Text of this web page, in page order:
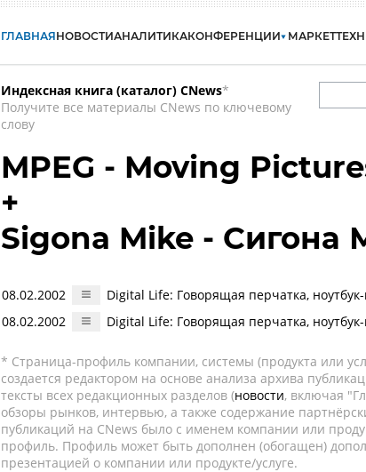
ГЛАВНАЯНОВОСТИАНАЛИТИКАКОНФЕРЕНЦИИ МАРКЕТ
Индексная книга (каталог) CNews*
Получите все материалы CNews по ключевому
слову
MPEG - Moving
+
Sigona Mike - Сигона
08.02.2002
Digital Life: Говорящая перчатка,
08.02.2002
Digital Life: Говорящая перчатка,
* Страница-профиль компании, системы (продукта или
создается редактором на основе анализа архива
тексты всех редакционных разделов (новости, включая
обзоры рынков, интервью, а также содержание
публикаций на CNews было с именем компании или
профиль. Профиль может быть дополнен (обогащен)
презентацией о компании или продукте/услуге.